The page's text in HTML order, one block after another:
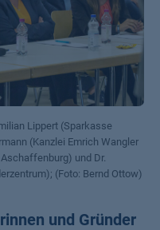
Lippert (Sparkasse
(Kanzlei Emrich Wangler
und Dr.
(Foto: Bernd Ottow)
und Gründer